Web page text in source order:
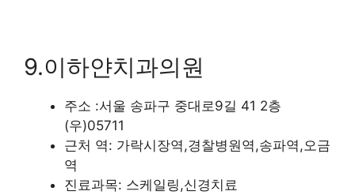
9.이하얀치과의원
주소 :서울 송파구 중대로9길 41 2층
(우)05711
근처 역: 가락시장역,경찰병원역,송파역,오금
역
진료과목: 스케일링,신경치료